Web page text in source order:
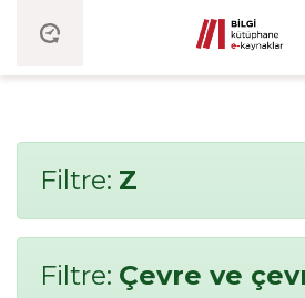
Filtre: Z
Filtre: Çevre ve